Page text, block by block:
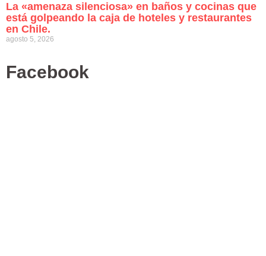
La «amenaza silenciosa» en baños y cocinas que
está golpeando la caja de hoteles y restaurantes
en Chile.
agosto 5, 2026
Facebook